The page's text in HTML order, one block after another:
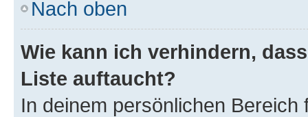
Nach oben
Wie kann ich verhindern,
Liste auftaucht?
In deinem persönlichen